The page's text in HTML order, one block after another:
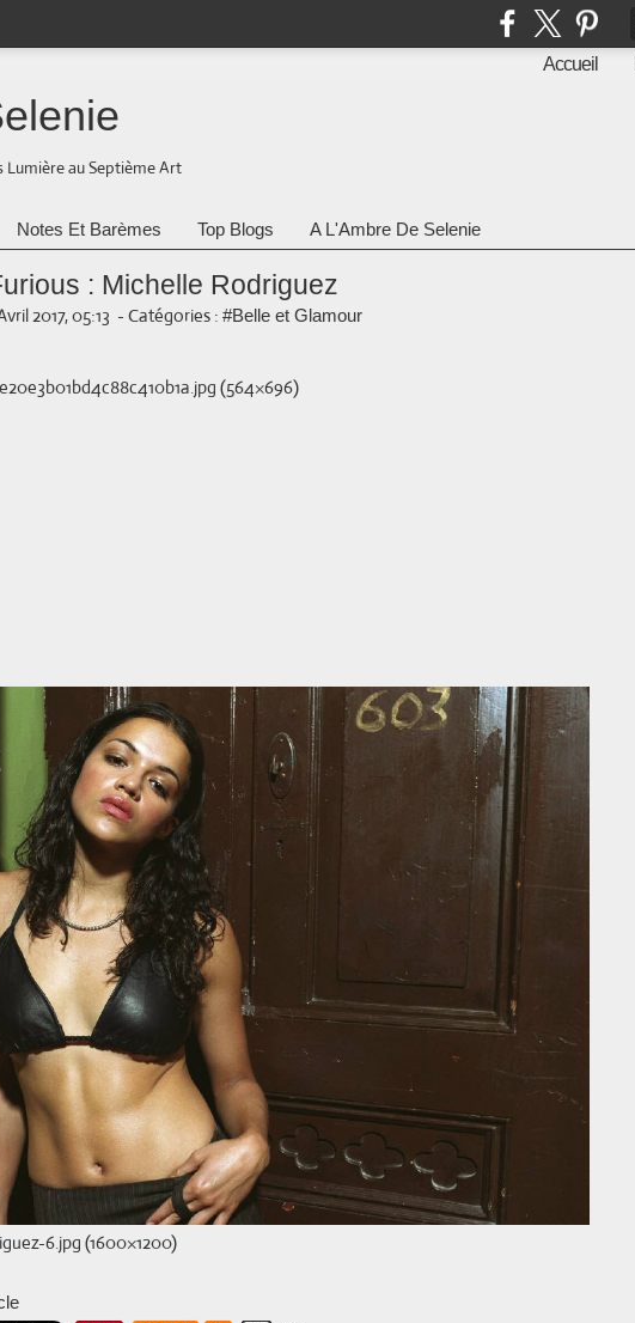
Accueil
Lumière au Septième Art
Notes Et Barèmes Top Blogs A L'Ambre De Selenie
: Michelle Rodriguez
2017, 05:13 - Catégories : #Belle et Glamour